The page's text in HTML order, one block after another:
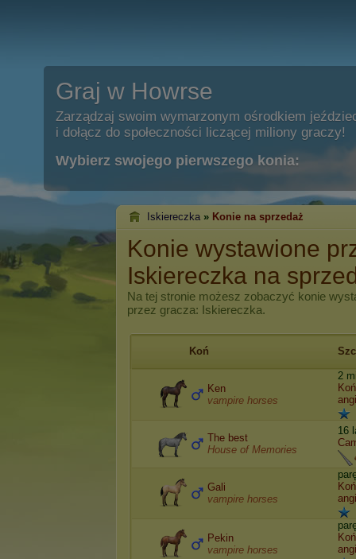
Graj w Howrse
Zarządzaj swoim wymarzonym ośrodkiem
i dołącz do społeczności liczącej miliony graczy!
Wybierz swojego pierwszego konia:
Iskiereczka » Konie na sprzedaż
Konie wystawione
Iskiereczka na
Na tej stronie możesz zobaczyć konie
przez gracza: Iskiereczka.
Koń
Ken
vampire horses
2
The best
House of Memories
16
Gali
vampire horses
Pekin
vampire horses